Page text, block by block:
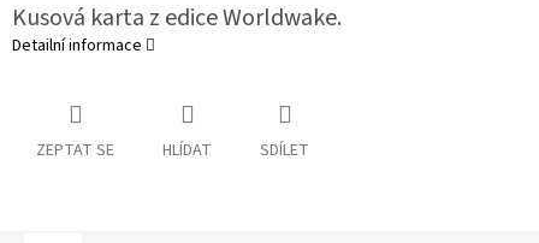
Kusová karta z edice Worldwake.
Detailní informace
ZEPTAT SE HLÍDAT SDÍLET